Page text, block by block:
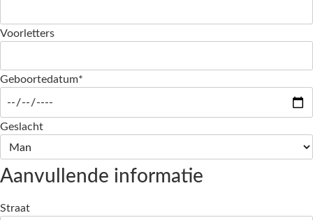
Voorletters
Geboortedatum*
Geslacht
Aanvullende informatie
Straat